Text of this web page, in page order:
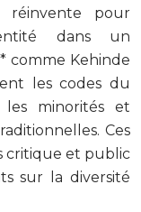
réinvente pour
dans un
comme Kehinde
les codes du
les minorités et
Ces
critique et public
sur la diversité